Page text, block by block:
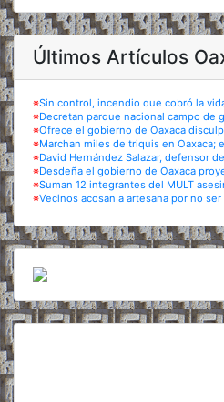
Últimos Artículos
※Sin control, incendio que cobró la
※Decretan parque nacional campo de
※Ofrece el gobierno de Oaxaca
※Marchan miles de triquis en Oaxaca;
※David Hernández Salazar, defensor
※Desdeña el gobierno de Oaxaca
※Suman 12 integrantes del MULT
※Vecinos acosan a artesana por no